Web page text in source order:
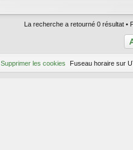
La recherche a retourné 0 résultat •
Fuseau horaire sur
Supprimer les cookies